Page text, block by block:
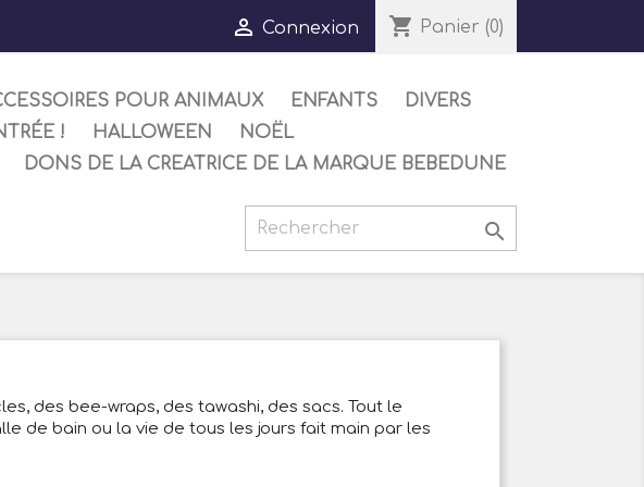
 Connexion shopping_cart Panier (0)
POUR ANIMAUX ENFANTS
DIVERS
! HALLOWEEN
NOËL
DONS DE LA CREATRICE DE LA MARQUE BEBEDUNE

des bee-wraps, des tawashi, des sacs. Tout le
de bain ou la vie de tous les jours fait main par les